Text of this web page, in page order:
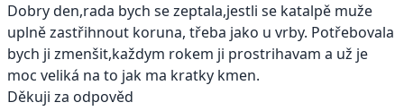
Dobry den,rada bych se zeptala,jestli se katalpě muže
uplně zastřihnout koruna, třeba jako u vrby. Potřebovala
bych ji zmenšit,každym rokem ji prostrihavam a už je
moc veliká na to jak ma kratky kmen.
Děkuji za odpověd